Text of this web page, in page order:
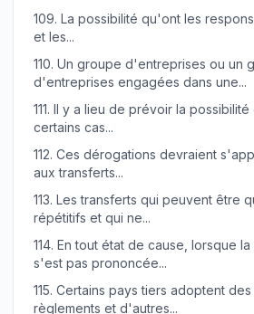
109. La possibilité qu'ont les
et les...
110. Un groupe d'entreprises ou un
d'entreprises engagées dans une...
111. Il y a lieu de prévoir la possibilité
certains cas...
112. Ces dérogations devraient
aux transferts...
113. Les transferts qui peuvent être
répétitifs et qui ne...
114. En tout état de cause, lorsque la
s'est pas prononcée...
115. Certains pays tiers adoptent des
règlements et d'autres...